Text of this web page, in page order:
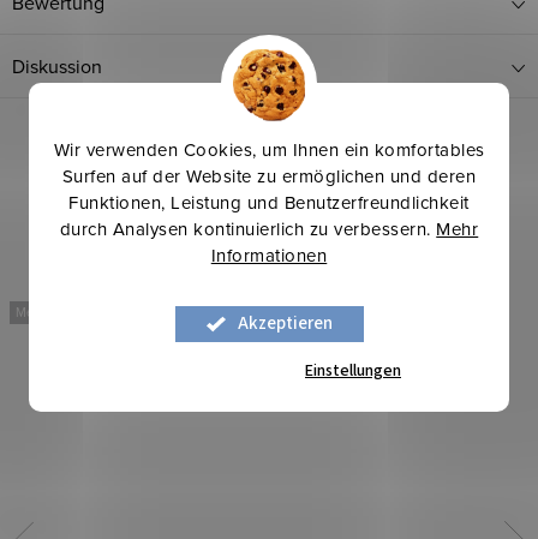
Wir verwenden Cookies, um Ihnen ein komfortables
Surfen auf der Website zu ermöglichen und deren
Funktionen, Leistung und Benutzerfreundlichkeit
durch Analysen kontinuierlich zu verbessern. Mehr
Informationen
Akzeptieren
Einstellungen
Diskussion
Mehr für weniger Mehr für weniger